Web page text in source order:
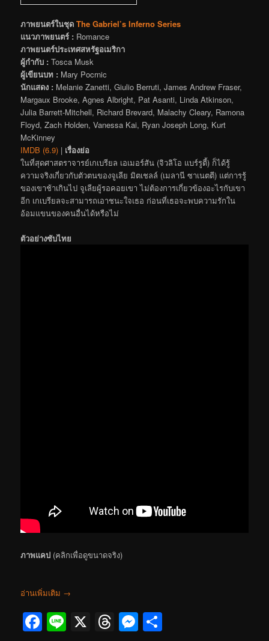
ภาพยนตร์ในชุดThe Gabriel’s Inferno Series
แนวภาพยนตร์ : Romance
ภาพยนตร์ประเทศสหรัฐอเมริกา
ผู้กำกับ : Tosca Musk
ผู้เขียนบท : Mary Pocrnic
นักแสดง : Melanie Zanetti, Giulio Berruti, James Andrew Fraser,
Margaux Brooke, Agnes Albright, Pat Asanti, Linda Atkinson,
Julia Barrett-Mitchell, Richard Brevard, Malachy Cleary, Ramona
Floyd, Zach Holden, Vanessa Kai, Ryan Joseph Long, Kurt
McKinney
IMDB (6.9) | เรื่องย่อ
ในที่สุดศาสตราจารย์เกเบรียล เอเมอร์สัน (จิวลิโอ แบร์รูตี้) ก็ได้รู้
ความจริงเกี่ยวกับตัวตนของจูเลีย มิตเชลล์ (เมลานี ซาเนตตี) แต่การรู้
ของเขาช้าเกินไป จูเลียผู้รอคอยเขา ไม่ต้องการเกี่ยวข้องอะไรกับเขา
อีก เกเบรียลจะสามารถเอาชนะใจเธอ ก่อนที่เธอจะพบความรักใน
อ้อมแขนของคนอื่นได้หรือไม่
ตัวอย่างซับไทย
ภาพแคป (คลิกเพื่อดูขนาดจริง)
อ่านเพิ่มเติม →
Facebook
Line
X Threads
Messenger